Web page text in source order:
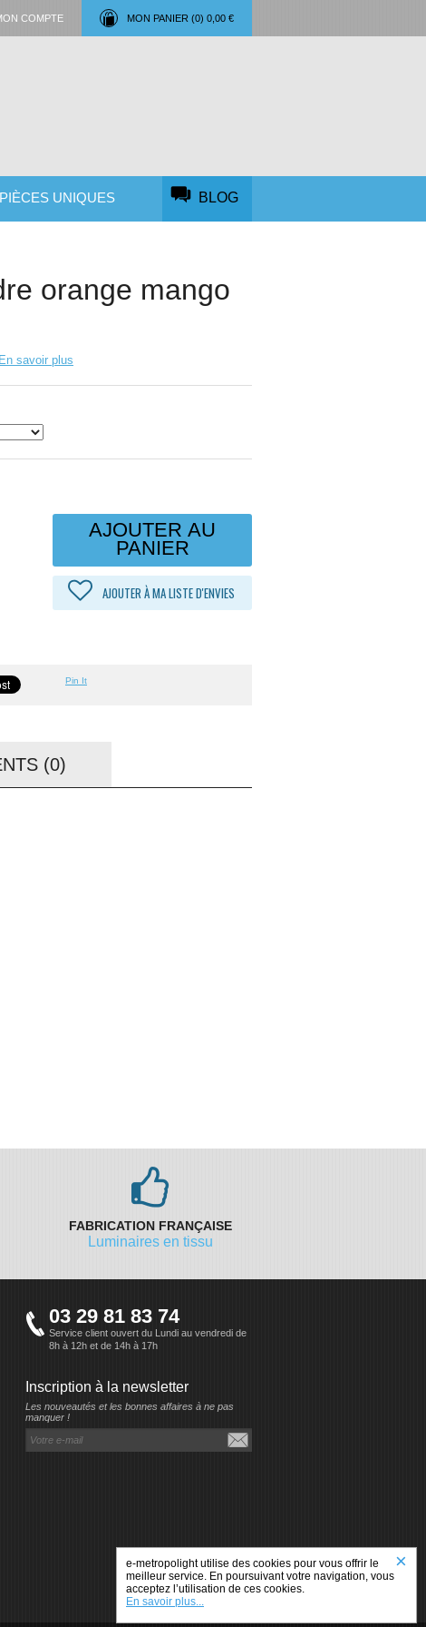
×
e-metropolight utilise des cookies pour vous offrir le
meilleur service. En poursuivant votre navigation, vous
acceptez l’utilisation de ces cookies.
En savoir plus...
PIÈCES UNIQUES BLOG
orange mango
En savoir plus
AJOUTER AU
PANIER
AJOUTER À MA LISTE D'ENVIES
Pin It
(0)
FABRICATION FRANÇAISE
Luminaires en tissu
03 29 81 83 74
Service client ouvert du Lundi au vendredi de
8h à 12h et de 14h à 17h
Inscription à la newsletter
Les nouveautés et les bonnes affaires à ne pas
manquer !
COMPTE MON PANIER (0) 0,00 €